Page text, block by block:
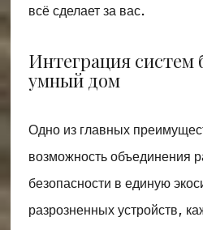
всё сделает за вас.
Интеграция систем
умный дом
Одно из главных
возможность объединения
безопасности в единую
разрозненных устройств,